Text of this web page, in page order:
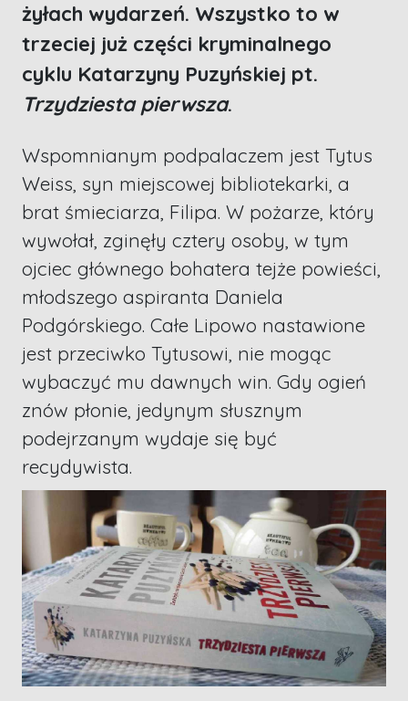
żyłach wydarzeń. Wszystko to w
trzeciej już części kryminalnego
cyklu Katarzyny Puzyńskiej pt.
Trzydziesta pierwsza.
Wspomnianym podpalaczem jest Tytus
Weiss, syn miejscowej bibliotekarki, a
brat śmieciarza, Filipa. W pożarze, który
wywołał, zginęły cztery osoby, w tym
ojciec głównego bohatera tejże powieści,
młodszego aspiranta Daniela
Podgórskiego. Całe Lipowo nastawione
jest przeciwko Tytusowi, nie mogąc
wybaczyć mu dawnych win. Gdy ogień
znów płonie, jedynym słusznym
podejrzanym wydaje się być
recydywista.